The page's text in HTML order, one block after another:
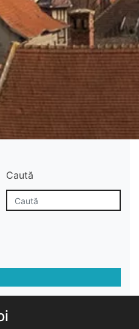
Caută